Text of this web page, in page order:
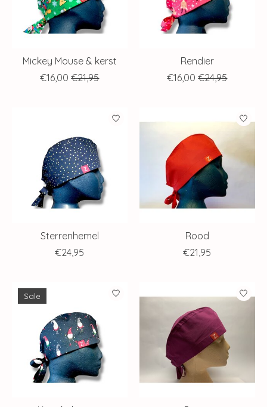
Mickey Mouse & kerst
€16,00 €21,95
Rendier
€16,00 €24,95
Sterrenhemel
€24,95
Rood
€21,95
Sale